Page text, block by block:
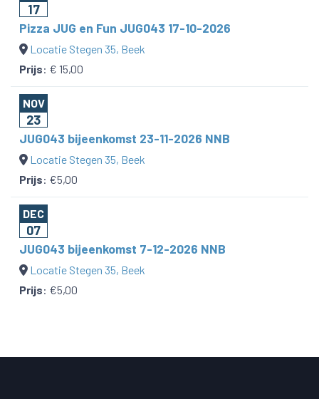
17
Pizza JUG en Fun JUG043 17-10-2026
Locatie Stegen 35, Beek
Prijs: € 15,00
NOV
23
JUG043 bijeenkomst 23-11-2026 NNB
Locatie Stegen 35, Beek
Prijs: €5,00
DEC
07
JUG043 bijeenkomst 7-12-2026 NNB
Locatie Stegen 35, Beek
Prijs: €5,00